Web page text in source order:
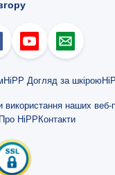
HiPP Догляд за шкірою
використання наших веб-
HiPPКонтакти